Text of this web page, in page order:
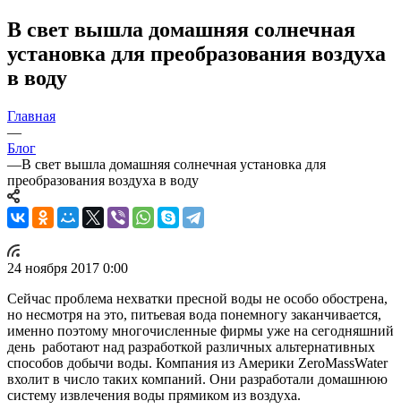
В свет вышла домашняя солнечная
установка для преобразования воздуха
в воду
Главная
—
Блог
—В свет вышла домашняя солнечная установка для
преобразования воздуха в воду
24 ноября 2017 0:00
Сейчас проблема нехватки пресной воды не особо обострена,
но несмотря на это, питьевая вода понемногу заканчивается,
именно поэтому многочисленные фирмы уже на сегодняшний
день работают над разработкой различных альтернативных
способов добычи воды. Компания из Америки ZeroMassWater
вхолит в число таких компаний. Они разработали домашнюю
систему извлечения воды прямиком из воздуха.